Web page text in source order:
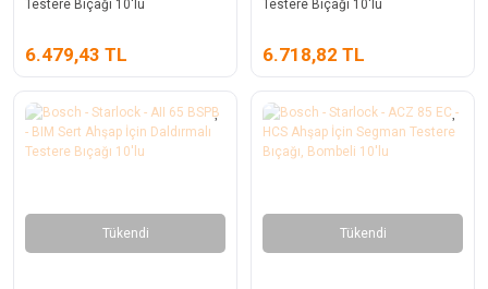
Testere Bıçağı 10'lu
6.479,43 TL
Testere Bıçağı 10'lu
6.718,82 TL
Tükendi Tükendi